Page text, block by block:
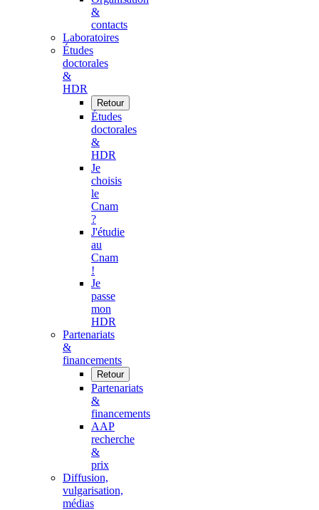
&
contacts
Laboratoires
Études
doctorales
&
HDR
Retour
Études
doctorales
&
HDR
Je
choisis
le
Cnam
?
J'étudie
au
Cnam
!
Je
passe
mon
HDR
Partenariats
&
financements
Retour
Partenariats
&
financements
AAP
recherche
&
prix
Diffusion,
vulgarisation,
médias